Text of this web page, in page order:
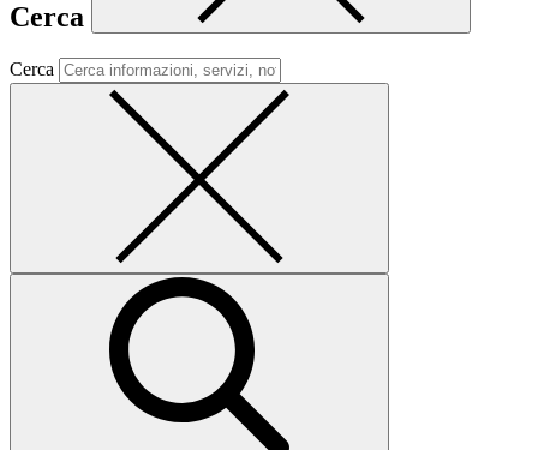
Cerca
Cerca